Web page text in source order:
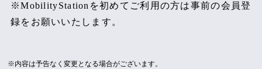
※MobilityStationを初めてご利用の方は事前の会員登
録をお願いいたします。
※内容は予告なく変更となる場合がございます。